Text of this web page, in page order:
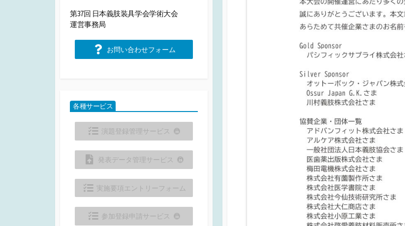
第37回 日本義肢装具学会学術大会
運営事務局
お問い合わせフォーム
各種サービス
演題登録管理サービス
発表データ管理サービス
実施要項エントリーフォーム
参加登録申請サービス